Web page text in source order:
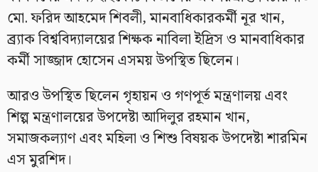
মো. ফরিদ আহমেদ শিবলী, মানবাধিকারকর্মী নূর খান,
ব্র্যাক বিশ্ববিদ্যালয়ের শিক্ষক নাবিলা ইদ্রিস ও মানবাধিকার
কর্মী সাজ্জাদ হোসেন এসময় উপস্থিত ছিলেন।
আরও উপস্থিত ছিলেন গৃহায়ন ও গণপূর্ত মন্ত্রণালয় এবং
শিল্প মন্ত্রণালয়ের উপদেষ্টা আদিলুর রহমান খান,
সমাজকল্যাণ এবং মহিলা ও শিশু বিষয়ক উপদেষ্টা শারমিন
এস মুরশিদ।